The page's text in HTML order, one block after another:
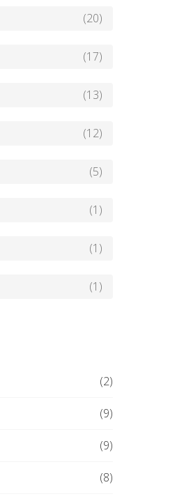
(20)
(17)
(13)
(12)
(5)
(1)
(1)
(1)
(2)
(9)
(9)
(8)